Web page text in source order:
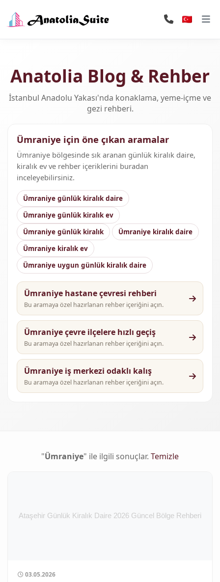
Anatolia Blog & Rehber
İstanbul Anadolu Yakası'nda konaklama, yeme-içme ve
gezi rehberi.
Ümraniye için öne çıkan aramalar
Ümraniye bölgesinde sık aranan günlük kiralık daire,
kiralık ev ve rehber içeriklerini buradan
inceleyebilirsiniz.
Ümraniye günlük kiralık daire
Ümraniye günlük kiralık ev
Ümraniye günlük kiralık
Ümraniye kiralık daire
Ümraniye kiralık ev
Ümraniye uygun günlük kiralık daire
Ümraniye hastane çevresi rehberi
Bu aramaya özel hazırlanan rehber içeriğini açın.
Ümraniye çevre ilçelere hızlı geçiş
Bu aramaya özel hazırlanan rehber içeriğini açın.
Ümraniye iş merkezi odaklı kalış
Bu aramaya özel hazırlanan rehber içeriğini açın.
"Ümraniye" ile ilgili sonuçlar. Temizle
03.05.2026